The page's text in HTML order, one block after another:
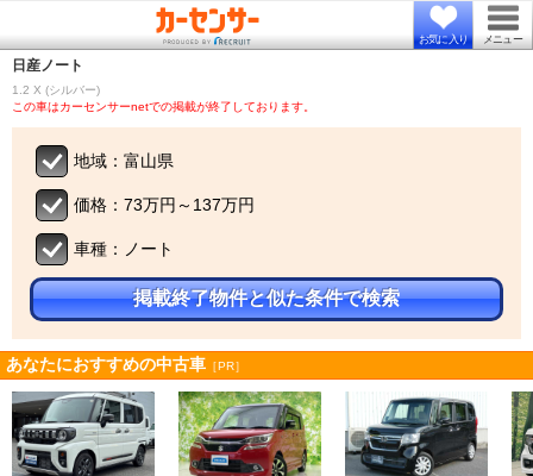
お気に入り メニュー
日産ノート
1.2 X (シルバー)
この車はカーセンサーnetでの掲載が終了しております。
地域：富山県
価格：73万円～137万円
車種：ノート
掲載終了物件と似た条件で検索
あなたにおすすめの中古車 ［PR］